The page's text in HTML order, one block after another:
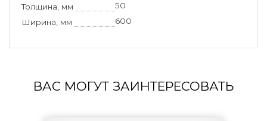
Толщина, мм
50
Ширина, мм
600
ВАС МОГУТ ЗАИНТЕРЕСОВАТЬ